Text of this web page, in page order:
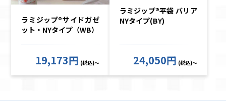
ラミジップ®サイドガゼ
ット・NYタイプ（WB）
19,173円 (税込)～
ラミジップ®平袋 バリア
NYタイプ(BY)
24,050円 (税込)～